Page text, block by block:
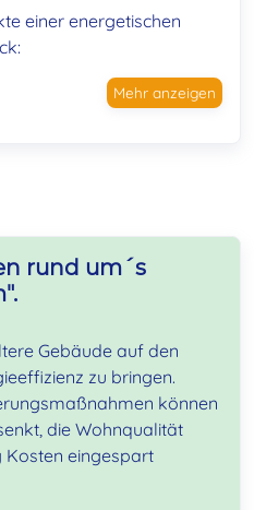
einer energetischen
Mehr anzeigen
rund um´s
Gebäude auf den
zu bringen.
können
die Wohnqualität
eingespart